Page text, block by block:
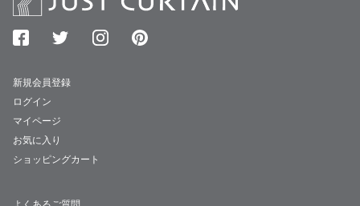
新規会員登録
ログイン
マイページ
お気に入り
ショッピングカート